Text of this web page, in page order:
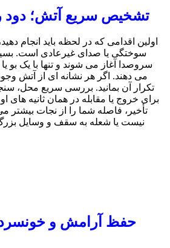
1. تشخیص سریع آتش؛ دود
اولین اقدامی که در لحظه باید انجام
سوختگی یا صدای غیرعادی است.
سروصدا آغاز می شوند و تنها با یک بو
می دهند. اگر هر نشانه ای از آتش وجود
تکرار آن بمانید. بررسی سریع
برای خروج یا مقابله در همان ثانیه های
تأخیر، فاصله شما را از نجات بیشتر
نیست یا شعله به سقف و وسایل بزرگ